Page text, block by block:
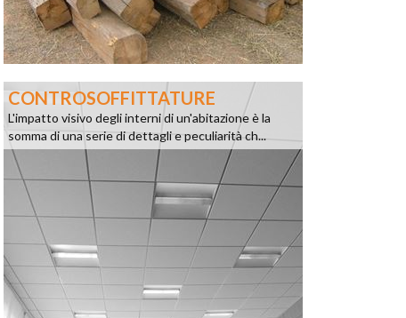
CONTROSOFFITTATURE
L'impatto visivo degli interni di un'abitazione è la
somma di una serie di dettagli e peculiarità ch...